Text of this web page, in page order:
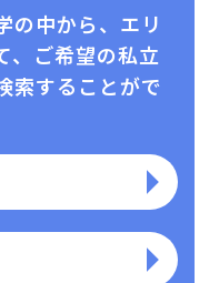
の中から、エリ
ご希望の私⽴
索することがで